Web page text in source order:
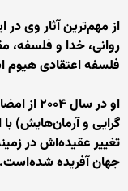
از مهم‌ترین آثار وی
روانی، خدا و فلسفه،
فلسفه اعتقادی هیوم
او در
تغییر عقیده‌اش در
جهان آفریده شده‌است.